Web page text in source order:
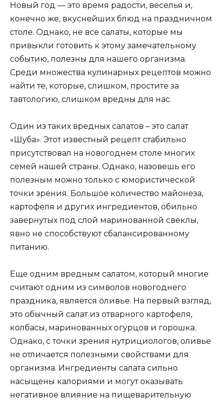
Новый год — это время радости, веселья и,
конечно же, вкуснейших блюд на праздничном
столе. Однако, не все салаты, которые мы
привыкли готовить к этому замечательному
событию, полезны для нашего организма.
Среди множества кулинарных рецептов можно
найти те, которые, слишком, простите за
тавтологию, слишком вредны для нас.
Один из таких вредных салатов – это салат
«Шуба». Этот известный рецепт стабильно
присутствовал на новогоднем столе многих
семей нашей страны. Однако, назовешь его
полезным можно только с юмористической
точки зрения. Большое количество майонеза,
картофеля и других ингредиентов, обильно
завернутых под слой маринованной свеклы,
явно не способствуют сбалансированному
питанию.
Еще одним вредным салатом, который многие
считают одним из символов новогоднего
праздника, является оливье. На первый взгляд,
это обычный салат из отварного картофеля,
колбасы, маринованных огурцов и горошка.
Однако, с точки зрения нутрициологов, оливье
не отличается полезными свойствами для
организма. Ингредиенты салата сильно
насыщены калориями и могут оказывать
негативное влияние на пищеварительную